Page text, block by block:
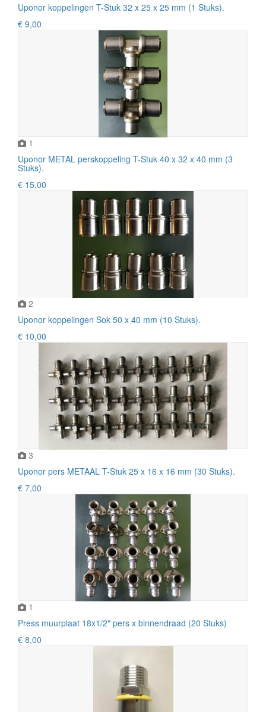
Uponor koppelingen T-Stuk 32 x 25 x 25 mm (1 Stuks).
€ 9,00
1
Uponor METAL perskoppeling T-Stuk 40 x 32 x 40 mm (3
Stuks).
€ 15,00
2
Uponor koppelingen Sok 50 x 40 mm (10 Stuks).
€ 10,00
3
Uponor pers METAAL T-Stuk 25 x 16 x 16 mm (30 Stuks).
€ 7,00
1
Press muurplaat 18x1/2" pers x binnendraad (20 Stuks)
€ 8,00